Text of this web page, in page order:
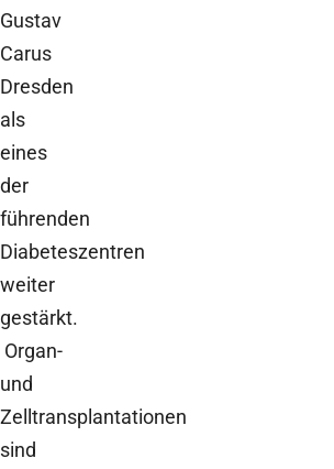
Gustav
Carus
Dresden
als
eines
der
führenden
Diabeteszentren
weiter
gestärkt.
Organ-
und
Zelltransplantationen
sind